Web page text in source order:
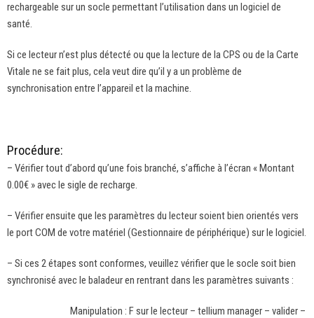
rechargeable sur un socle permettant l’utilisation dans un logiciel de
santé.
Si ce lecteur n’est plus détecté ou que la lecture de la CPS ou de la Carte
Vitale ne se fait plus, cela veut dire qu’il y a un problème de
synchronisation entre l’appareil et la machine.
Procédure:
– Vérifier tout d’abord qu’une fois branché, s’affiche à l’écran « Montant
0.00€ » avec le sigle de recharge.
– Vérifier ensuite que les paramètres du lecteur soient bien orientés vers
le port COM de votre matériel (Gestionnaire de périphérique) sur le logiciel.
– Si ces 2 étapes sont conformes, veuillez vérifier que le socle soit bien
synchronisé avec le baladeur en rentrant dans les paramètres suivants :
Manipulation : F sur le lecteur – tellium manager – valider –